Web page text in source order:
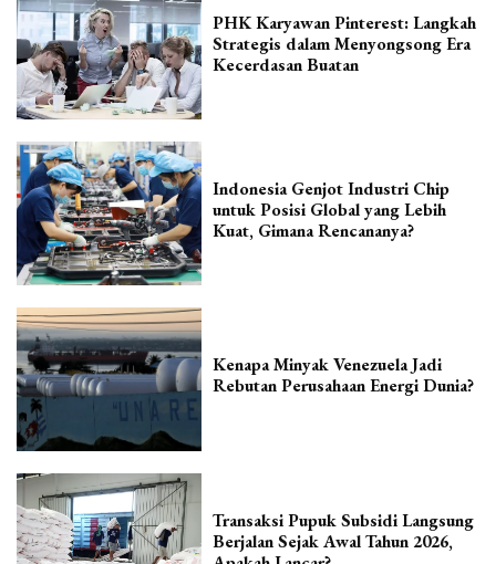
PHK Karyawan Pinterest: Langkah
Strategis dalam Menyongsong Era
Kecerdasan Buatan
Indonesia Genjot Industri Chip
untuk Posisi Global yang Lebih
Kuat, Gimana Rencananya?
Kenapa Minyak Venezuela Jadi
Rebutan Perusahaan Energi Dunia?
Transaksi Pupuk Subsidi Langsung
Berjalan Sejak Awal Tahun 2026,